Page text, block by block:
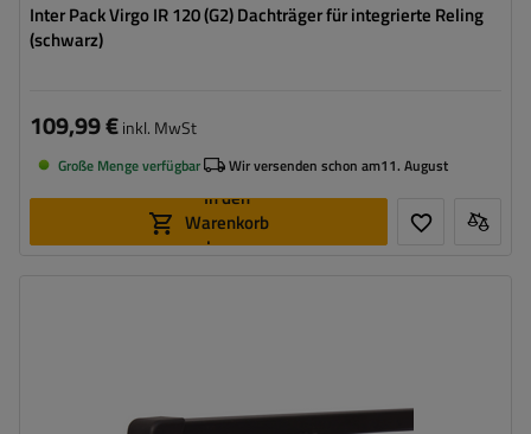
Inter Pack Virgo IR 120 (G2) Dachträger für integrierte Reling
(schwarz)
109,99 €inkl. MwSt
Große Menge verfügbar Wir versenden schon am11. August
In den
Warenkorb
legen